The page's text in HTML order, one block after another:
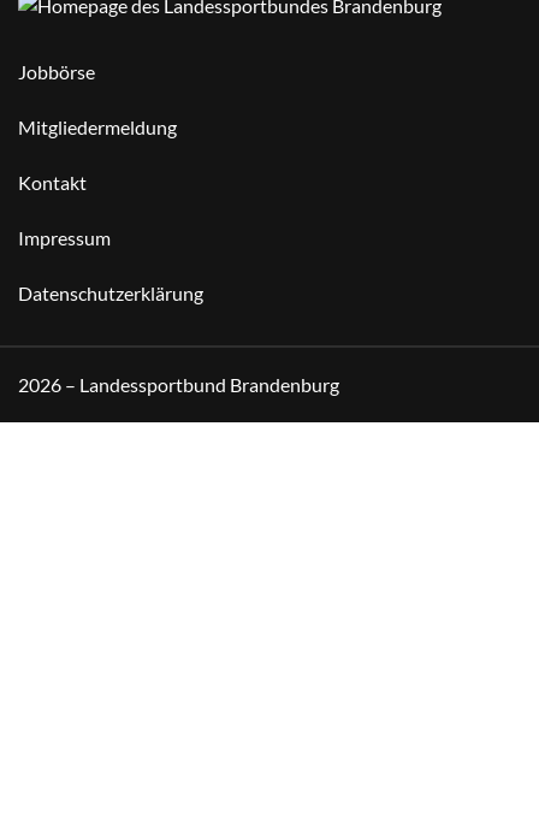
Jobbörse
Mitgliedermeldung
Kontakt
Impressum
Datenschutzerklärung
2026 – Landessportbund Brandenburg